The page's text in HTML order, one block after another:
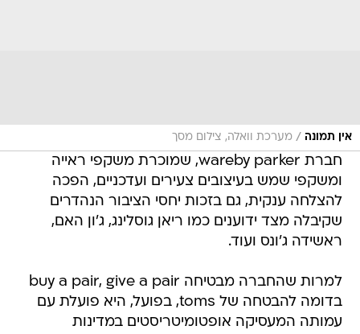
אין תמונה / מערכת וואלה, צילום מסך
חברת wareby parker, שמוכרת משקפי ראייה
ומשקפי שמש בעיצובים צעירים ועדכניים, הפכה
להצלחה ענקית, גם בזכות יחסי הציבור הנהדרים
שקיבלה מצד ידוענים כמו ריאן גוסלינג, ג'ון האם,
ראשידה ג'ונס ועוד.
למרות שהחברה מבטיחה buy a pair, give a pair
בדומה להבטחה של toms, בפועל, היא פועלת עם
עמותה המעסיקה אופטומיטריסטים במדינות